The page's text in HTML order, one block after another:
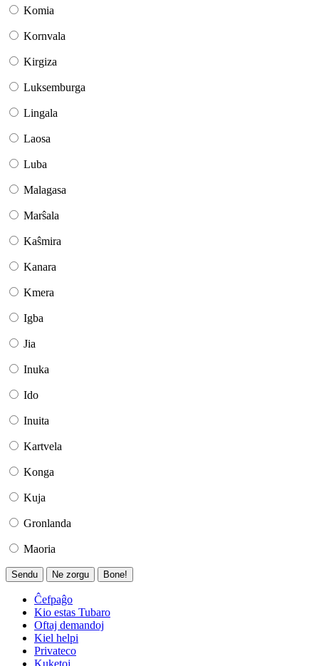
Komia
Kornvala
Kirgiza
Luksemburga
Lingala
Laosa
Luba
Malagasa
Marŝala
Kaŝmira
Kanara
Kmera
Igba
Jia
Inuka
Ido
Inuita
Kartvela
Konga
Kuja
Gronlanda
Maoria
Sendu Ne zorgu Bone!
Ĉefpaĝo
Kio estas Tubaro
Oftaj demandoj
Kiel helpi
Privateco
Kuketoj